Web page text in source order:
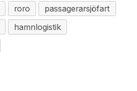
roro
passagerarsjöfart
hamnlogistik